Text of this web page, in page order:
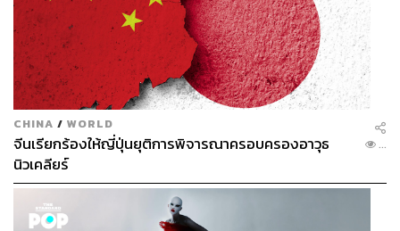
CHINA / WORLD
จีนเรียกร้องให้ญี่ปุ่นยุติการพิจารณาครอบครองอาวุธ
นิวเคลียร์
...